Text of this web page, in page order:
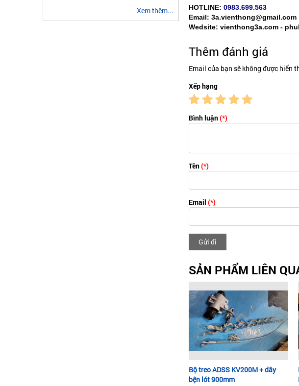
Xem thêm...
HOTLINE: 0983.699.563
Email: 3a.vienthong@gmail.com
Wedsite: vienthong3a.com -
Thêm đánh giá
Email của bạn sẽ không được hiển
Xếp hạng
Bình luận(*)
Tên(*)
Email (*)
Gửi đi
SẢN PHẨM LIÊN
Bộ treo ADSS KV200M + dây
bện lót 900mm